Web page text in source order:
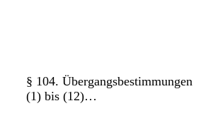
§ 104. Übergangsbestimmungen
(1) bis (12)…